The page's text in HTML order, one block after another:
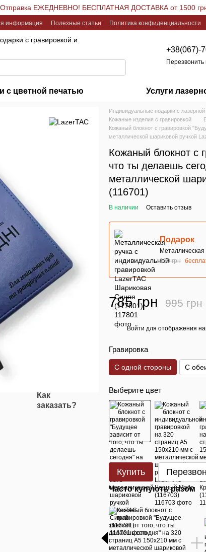
Отправка ЕЖЕДНЕВНО! БЕСПЛАТНАЯ ДОСТАВКА от 1500
информация Полезные статьи Политика конфиденциальности
с гравировкой и
+38(067)-
Перезвонить
с цветной печатью Услуги
Как
заказать?
Индивидуальные подарки с
Кожаные изделия с гравировкой
Кожаный блокнот с гравировкой
металлической шариковой ручкой
Кожаный блокнот с
что ты делаешь
металлической
(116701)
В наличии Оставить отзыв
Подарок
130 грн
785 грн 995 грн
% Войти для отображения
Гравировка
С одной стороны С
Выберите цвет
Купить
Часто купують разом